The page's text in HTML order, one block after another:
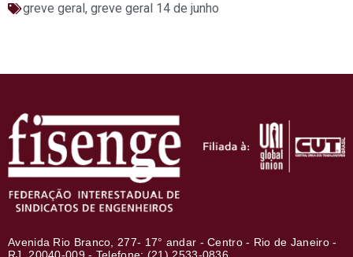
greve geral, greve geral 14 de junho
Avenida Rio Branco, 277- 17° andar - Centro - Rio de Janeiro -
RJ, 20040-009 - Telefone: (21) 2533-0836